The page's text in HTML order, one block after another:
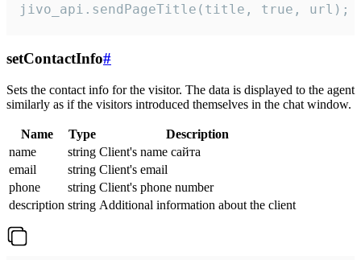
jivo_api.sendPageTitle(title, true, url);
setContactInfo#
Sets the contact info for the visitor. The data is displayed to the agent
similarly as if the visitors introduced themselves in the chat window.
Name Type
Description
name
string Client's name сайта
email
string Client's email
phone
string Client's phone number
description string Additional information about the client